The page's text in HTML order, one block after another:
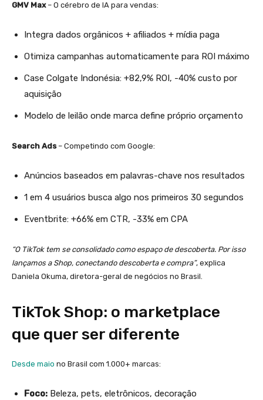
GMV Max– O cérebro de IA para vendas:
Integra dados orgânicos + afiliados + mídia paga
Otimiza campanhas automaticamente para ROI máximo
Case Colgate Indonésia: +82,9% ROI, -40% custo por
aquisição
Modelo de leilão onde marca define próprio orçamento
Search Ads– Competindo com Google:
Anúncios baseados em palavras-chave nos resultados
1 em 4 usuários busca algo nos primeiros 30 segundos
Eventbrite: +66% em CTR, -33% em CPA
“O TikTok tem se consolidado como espaço de descoberta. Por isso
lançamos a Shop, conectando descoberta e compra”, explica
Daniela Okuma, diretora-geral de negócios no Brasil.
TikTok Shop: o marketplace
que quer ser diferente
Desde maio no Brasil com 1.000+ marcas:
Foco: Beleza, pets, eletrônicos, decoração